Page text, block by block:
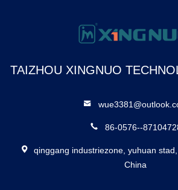
TAIZHOU XINGNUO
86-0576--
qinggang industriezone, yuhuan
China